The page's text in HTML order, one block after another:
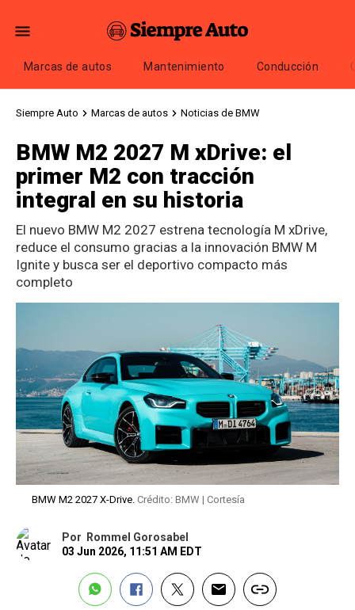
Marcas de autos Mantenimiento Conducción
Siempre Auto Marcas de autos Noticias de BMW
BMW M2 2027 M xDrive: el
primer M2 con tracción
integral en su historia
El nuevo BMW M2 2027 estrena tecnología M xDrive,
reduce el consumo gracias a la innovación BMW M
Ignite y busca ser el deportivo compacto más
completo
BMW M2 2027 X-Drive. Crédito: BMW | Cortesía
Por Rommel Gorosabel
03 Jun 2026, 11:51 AM EDT